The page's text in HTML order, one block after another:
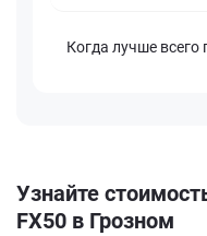
Когда лучше
Узнайте
FX50 в Грозном